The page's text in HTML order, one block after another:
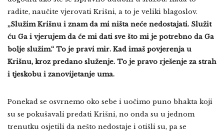
radite, naučite vjerovati Krišni, a to je veliki blagoslov.
„Služim Krišnu i znam da mi ništa neće nedostajati. Služit
ću Ga i vjerujem da će mi dati sve što mi je potrebno da Ga
bolje služim.“ To je pravi mir. Kad imaš povjerenja u
Krišnu, kroz predano služenje. To je pravo rješenje za strah
i tjeskobu i zanovijetanje uma.
Ponekad se osvrnemo oko sebe i uočimo puno bhakta koji
su se pokušavali predati Krišni, no onda su u jednom
trenutku osjetili da nešto nedostaje i otišli su, pa se